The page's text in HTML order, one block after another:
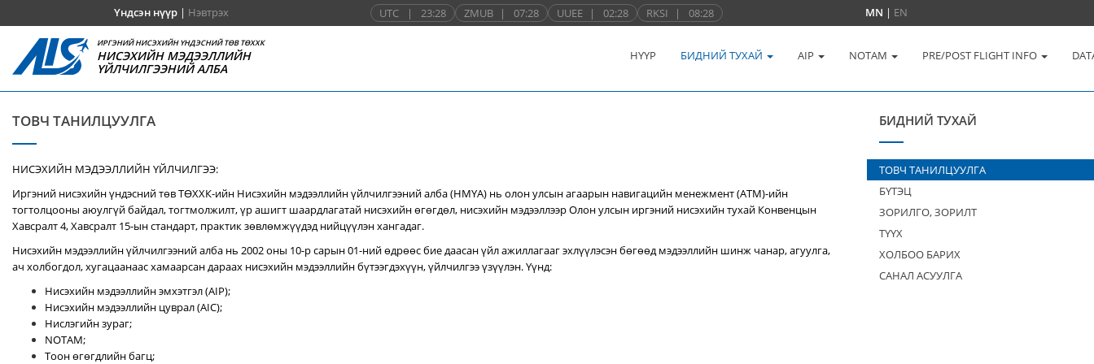
Үндсэн нүүр| Нэвтрэх UTC | 23:28 ZMUB | 07:28 UUEE | 02:28 RKSI | 08:28 MN | EN
ИРГЭНИЙ НИСЭХИЙН ҮНДЭСНИЙ ТӨВ ТӨХХК
НИСЭХИЙН МЭДЭЭЛЛИЙН
ҮЙЛЧИЛГЭЭНИЙ АЛБА
НҮҮР БИДНИЙ ТУХАЙ AIP NOTAM PRE/POST FLIGHT INFO
ТОВЧ ТАНИЛЦУУЛГА
НИСЭХИЙН МЭДЭЭЛЛИЙН ҮЙЛЧИЛГЭЭ:
Иргэний нисэхийн үндэсний төв ТӨХХК-ийн Нисэхийн мэдээллийн үйлчилгээний алба (НМҮА) нь олон улсын агаарын навигацийн менежмент (ATM)-ийн
тогтолцооны аюулгүй байдал, тогтмолжилт, үр ашигт шаардлагатай нисэхийн өгөгдөл, нисэхийн мэдээллээр Олон улсын иргэний нисэхийн тухай Конвенцын
Хавсралт 4, Хавсралт 15-ын стандарт, практик зөвлөмжүүдэд нийцүүлэн хангадаг.
Нисэхийн мэдээллийн үйлчилгээний алба нь 2002 оны 10-р сарын 01-ний өдрөөс бие даасан үйл ажиллагааг эхлүүлэсэн бөгөөд мэдээллийн шинж чанар, агуулга,
ач холбогдол, хугацаанаас хамаарсан дараах нисэхийн мэдээллийн бүтээгдэхүүн, үйлчилгээ үзүүлэн. Үүнд:
Нисэхийн мэдээллийн эмхэтгэл (AIP);
Нисэхийн мэдээллийн цуврал (AIC);
Нислэгийн зураг;
NOTAM;
Тоон өгөгдлийн багц;
БИДНИЙ ТУХАЙ
ТОВЧ ТАНИЛЦУУЛГА
БҮТЭЦ
ЗОРИЛГО, ЗОРИЛТ
ТҮҮХ
ХОЛБОО БАРИХ
САНАЛ АСУУЛГА